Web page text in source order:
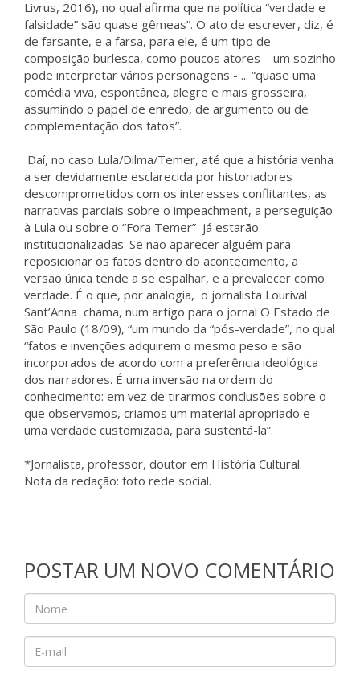
Livrus, 2016), no qual afirma que na política “verdade e
falsidade” são quase gêmeas”. O ato de escrever, diz, é
de farsante, e a farsa, para ele, é um tipo de
composição burlesca, como poucos atores – um sozinho
pode interpretar vários personagens - ... “quase uma
comédia viva, espontânea, alegre e mais grosseira,
assumindo o papel de enredo, de argumento ou de
complementação dos fatos”.
Daí, no caso Lula/Dilma/Temer, até que a história venha
a ser devidamente esclarecida por historiadores
descomprometidos com os interesses conflitantes, as
narrativas parciais sobre o impeachment, a perseguição
à Lula ou sobre o “Fora Temer” já estarão
institucionalizadas. Se não aparecer alguém para
reposicionar os fatos dentro do acontecimento, a
versão única tende a se espalhar, e a prevalecer como
verdade. É o que, por analogia, o jornalista Lourival
Sant’Anna chama, num artigo para o jornal O Estado de
São Paulo (18/09), “um mundo da “pós-verdade”, no qual
“fatos e invenções adquirem o mesmo peso e são
incorporados de acordo com a preferência ideológica
dos narradores. É uma inversão na ordem do
conhecimento: em vez de tirarmos conclusões sobre o
que observamos, criamos um material apropriado e
uma verdade customizada, para sustentá-la”.
*Jornalista, professor, doutor em História Cultural.
Nota da redação: foto rede social.
POSTAR UM NOVO COMENTÁRIO